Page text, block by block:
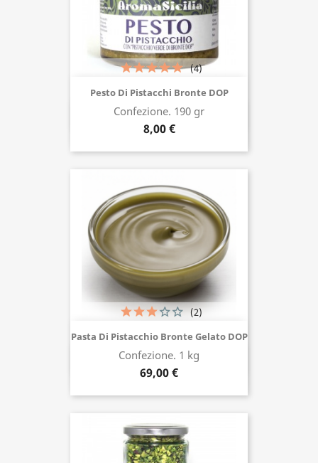
Pesto Di Pistacchi Bronte DOP
Confezione. 190 gr
8,00 €
(4)
Acquista ora
Pasta Di Pistacchio Bronte Gelato DOP
Confezione. 1 kg
69,00 €
(2)
Acquista ora